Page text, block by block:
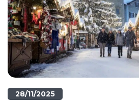
28/11/2025